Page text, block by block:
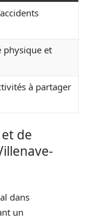
physique et
à partager
de
dans
un